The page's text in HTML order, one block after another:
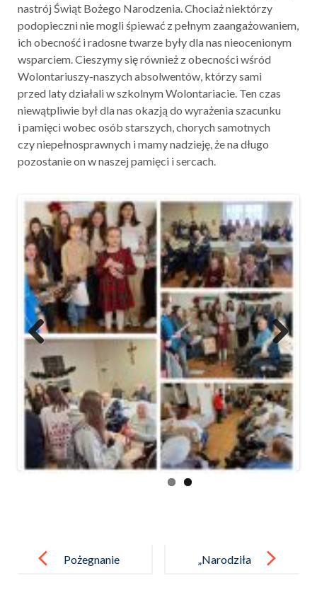
nastrój Świąt Bożego Narodzenia. Chociaż niektórzy
podopieczni nie mogli śpiewać z pełnym zaangażowaniem,
ich obecność i radosne twarze były dla nas nieocenionym
wsparciem. Cieszymy się również z obecności wśród
Wolontariuszy-naszych absolwentów, którzy sami
przed laty działali w szkolnym Wolontariacie. Ten czas
niewątpliwie był dla nas okazją do wyrażenia szacunku
i pamięci wobec osób starszych, chorych samotnych
czy niepełnosprawnych i mamy nadzieję, że na długo
pozostanie on w naszej pamięci i sercach.
Previ
ous
Next
navigationPożegnanie
„Narodziła